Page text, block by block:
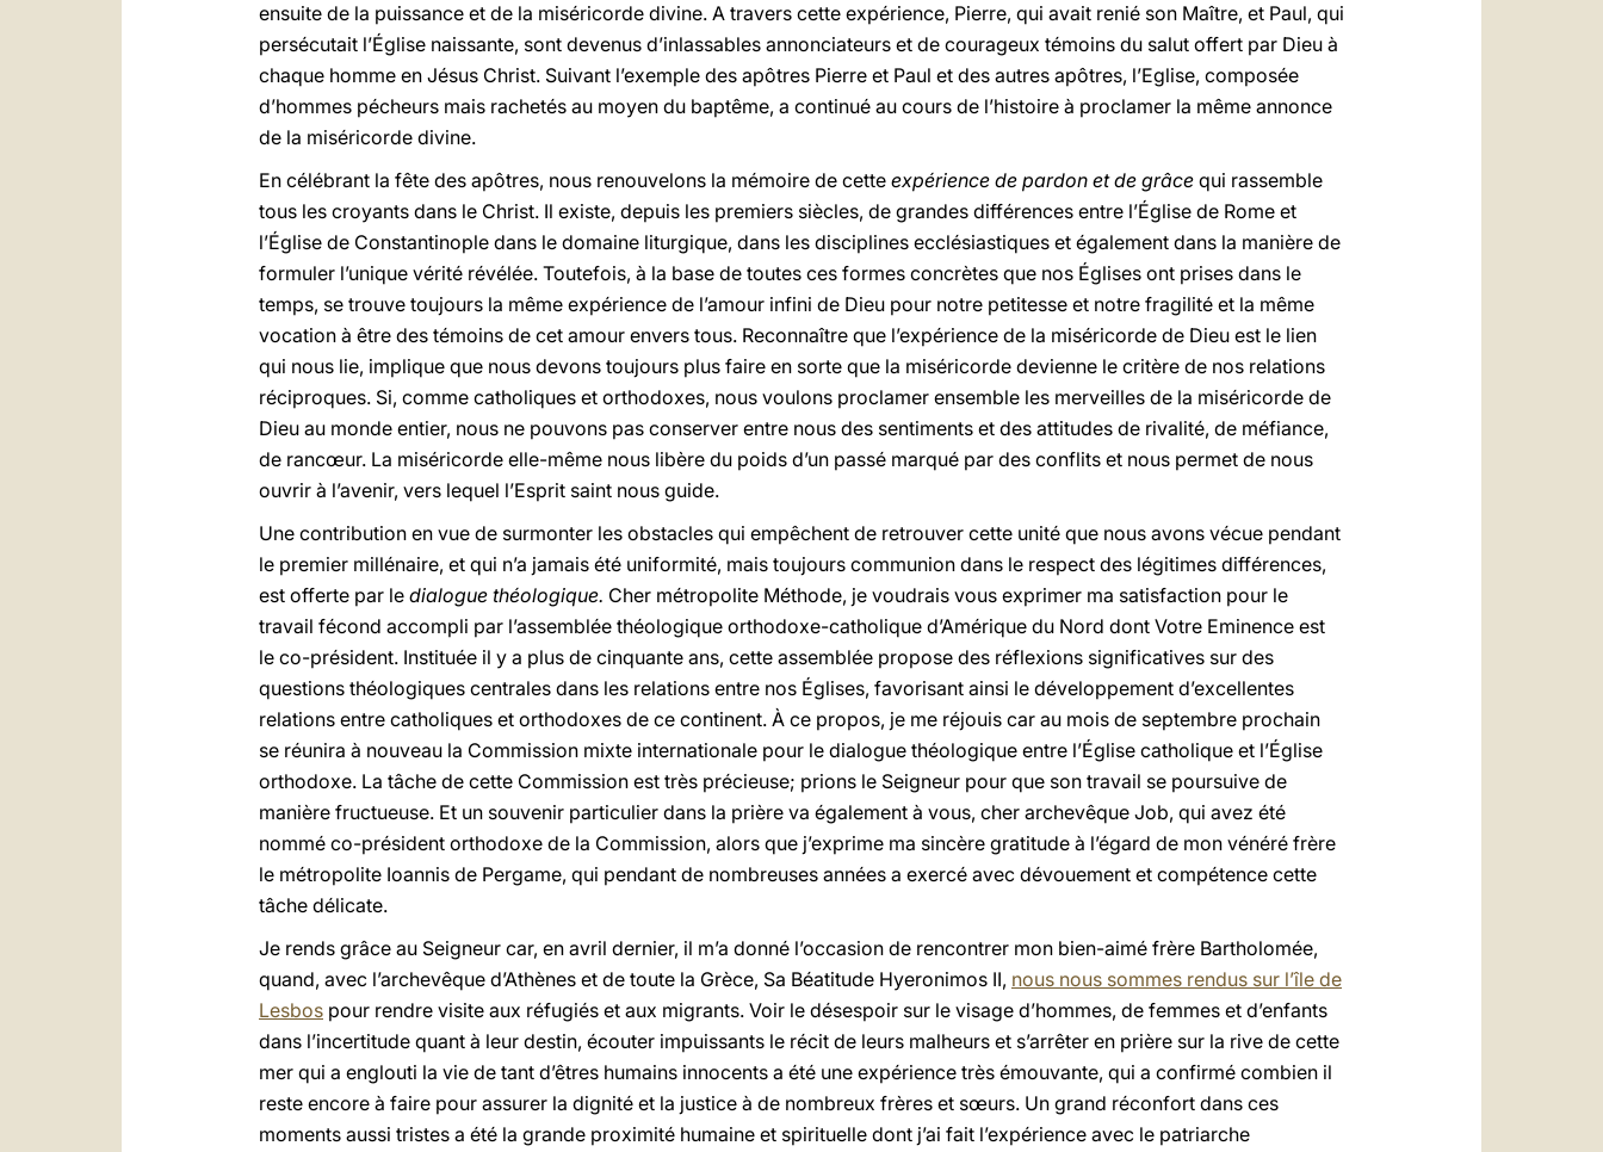
ensuite de la puissance et de la miséricorde divine. A travers cette expérience, Pierre, qui avait renié son Maître, et Paul, qui
persécutait l’Église naissante, sont devenus d’inlassables annonciateurs et de courageux témoins du salut offert par Dieu à
chaque homme en Jésus Christ. Suivant l’exemple des apôtres Pierre et Paul et des autres apôtres, l’Eglise, composée
d’hommes pécheurs mais rachetés au moyen du baptême, a continué au cours de l’histoire à proclamer la même annonce
de la miséricorde divine.
En célébrant la fête des apôtres, nous renouvelons la mémoire de cette expérience de pardon et de grâce qui rassemble
tous les croyants dans le Christ. Il existe, depuis les premiers siècles, de grandes différences entre l’Église de Rome et
l’Église de Constantinople dans le domaine liturgique, dans les disciplines ecclésiastiques et également dans la manière de
formuler l’unique vérité révélée. Toutefois, à la base de toutes ces formes concrètes que nos Églises ont prises dans le
temps, se trouve toujours la même expérience de l’amour infini de Dieu pour notre petitesse et notre fragilité et la même
vocation à être des témoins de cet amour envers tous. Reconnaître que l’expérience de la miséricorde de Dieu est le lien
qui nous lie, implique que nous devons toujours plus faire en sorte que la miséricorde devienne le critère de nos relations
réciproques. Si, comme catholiques et orthodoxes, nous voulons proclamer ensemble les merveilles de la miséricorde de
Dieu au monde entier, nous ne pouvons pas conserver entre nous des sentiments et des attitudes de rivalité, de méfiance,
de rancœur. La miséricorde elle-même nous libère du poids d’un passé marqué par des conflits et nous permet de nous
ouvrir à l’avenir, vers lequel l’Esprit saint nous guide.
Une contribution en vue de surmonter les obstacles qui empêchent de retrouver cette unité que nous avons vécue pendant
le premier millénaire, et qui n’a jamais été uniformité, mais toujours communion dans le respect des légitimes différences,
est offerte par le dialogue théologique. Cher métropolite Méthode, je voudrais vous exprimer ma satisfaction pour le
travail fécond accompli par l’assemblée théologique orthodoxe-catholique d’Amérique du Nord dont Votre Eminence est
le co-président. Instituée il y a plus de cinquante ans, cette assemblée propose des réflexions significatives sur des
questions théologiques centrales dans les relations entre nos Églises, favorisant ainsi le développement d’excellentes
relations entre catholiques et orthodoxes de ce continent. À ce propos, je me réjouis car au mois de septembre prochain
se réunira à nouveau la Commission mixte internationale pour le dialogue théologique entre l’Église catholique et l’Église
orthodoxe. La tâche de cette Commission est très précieuse; prions le Seigneur pour que son travail se poursuive de
manière fructueuse. Et un souvenir particulier dans la prière va également à vous, cher archevêque Job, qui avez été
nommé co-président orthodoxe de la Commission, alors que j’exprime ma sincère gratitude à l’égard de mon vénéré frère
le métropolite Ioannis de Pergame, qui pendant de nombreuses années a exercé avec dévouement et compétence cette
tâche délicate.
Je rends grâce au Seigneur car, en avril dernier, il m’a donné l’occasion de rencontrer mon bien-aimé frère Bartholomée,
quand, avec l’archevêque d’Athènes et de toute la Grèce, Sa Béatitude Hyeronimos II, nous nous sommes rendus sur l’île de
Lesbos pour rendre visite aux réfugiés et aux migrants. Voir le désespoir sur le visage d’hommes, de femmes et d’enfants
dans l’incertitude quant à leur destin, écouter impuissants le récit de leurs malheurs et s’arrêter en prière sur la rive de cette
mer qui a englouti la vie de tant d’êtres humains innocents a été une expérience très émouvante, qui a confirmé combien il
reste encore à faire pour assurer la dignité et la justice à de nombreux frères et sœurs. Un grand réconfort dans ces
moments aussi tristes a été la grande proximité humaine et spirituelle dont j’ai fait l’expérience avec le patriarche